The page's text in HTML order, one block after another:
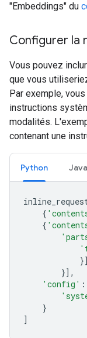
"Embeddings" du
Configurer la
Vous pouvez
que vous
Par exemple,
instructions
modalités.
contenant une
Python
{
{
}]
}],
'config' :
}
]